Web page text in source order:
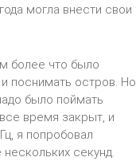
могла внести свои
более что было
поснимать остров. Но
было поймать
время закрыт, и
я попробовал
секунд.